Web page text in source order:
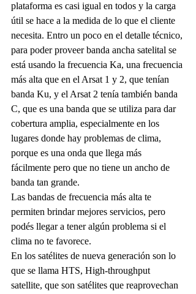
plataforma es casi igual en todos y la carga
útil se hace a la medida de lo que el cliente
necesita. Entro un poco en el detalle técnico,
para poder proveer banda ancha satelital se
está usando la frecuencia Ka, una frecuencia
más alta que en el Arsat 1 y 2, que tenían
banda Ku, y el Arsat 2 tenía también banda
C, que es una banda que se utiliza para dar
cobertura amplia, especialmente en los
lugares donde hay problemas de clima,
porque es una onda que llega más
fácilmente pero que no tiene un ancho de
banda tan grande.
Las bandas de frecuencia más alta te
permiten brindar mejores servicios, pero
podés llegar a tener algún problema si el
clima no te favorece.
En los satélites de nueva generación son lo
que se llama HTS, High-throughput
satellite, que son satélites que reaprovechan